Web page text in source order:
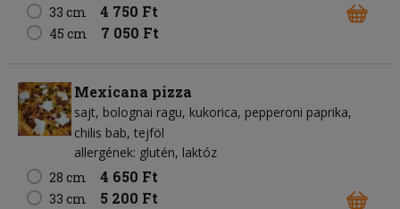
33 cm 4 750 Ft
45 cm 7 050 Ft
Mexicana pizza
sajt bolognai ragu kukorica pepperoni paprika
chilis bab tejföl
allergének: glutén, laktóz
28 cm
4 650 Ft
33 cm 5 200 Ft